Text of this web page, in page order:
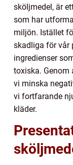
sköljmedel, är
som har
miljön. Istället
skadliga för vår
ingredienser
toxiska.
vi minska
vi fortfarande
kläder.